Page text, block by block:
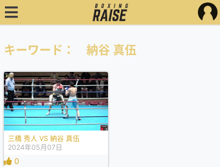
キーワード： 納谷 真伍
三橋 秀人 VS 納谷 真伍
2024年05月07日
0